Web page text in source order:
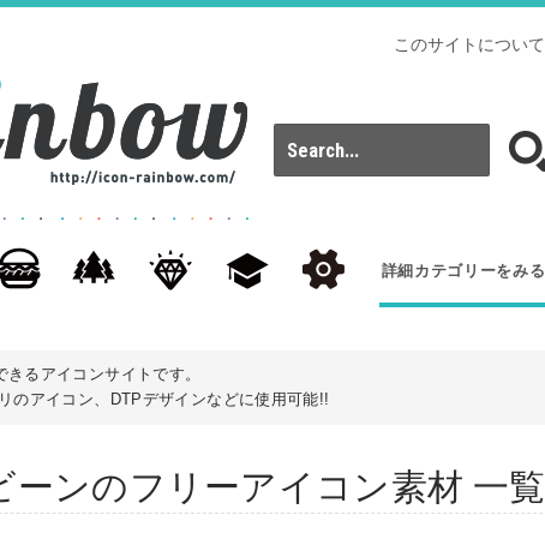
このサイトについて
詳細カテゴリーをみる
るアイコンサイトです。
のアイコン、DTPデザインなどに使用可能!!
ーンのフリーアイコン素材 一覧